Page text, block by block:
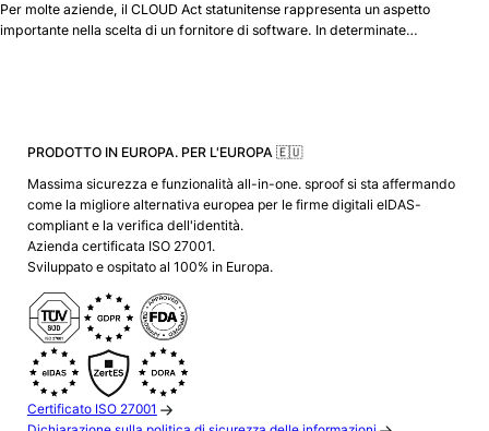
Per molte aziende, il CLOUD Act statunitense rappresenta un aspetto
importante nella scelta di un fornitore di software. In determinate…
PRODOTTO IN EUROPA. PER L'EUROPA 🇪🇺
Massima sicurezza e funzionalità all-in-one. sproof si sta affermando
come la migliore alternativa europea per le firme digitali eIDAS-
compliant e la verifica dell'identità.
Azienda certificata ISO 27001.
Sviluppato e ospitato al 100% in Europa.
Certificato ISO 27001